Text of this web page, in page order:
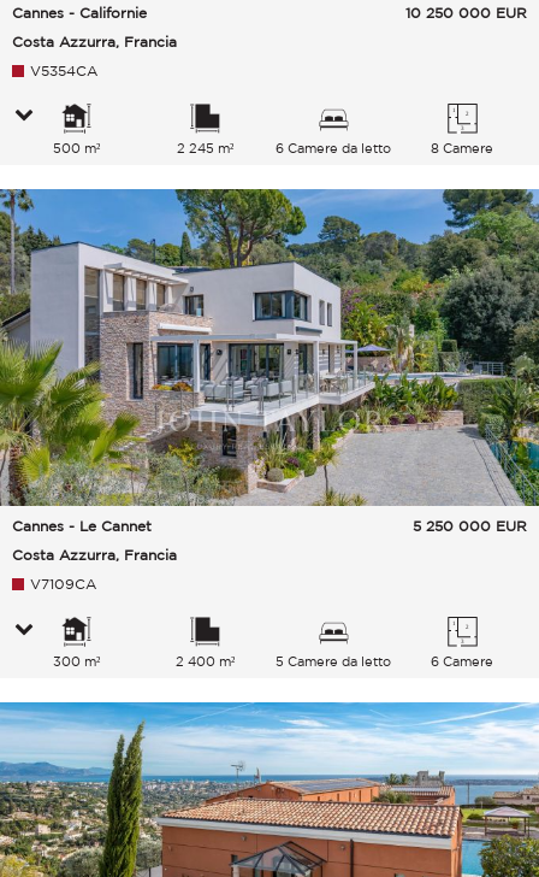
Cannes - Californie
Costa Azzurra, Francia
10 250 000 EUR
V5354CA
500 m² 2 245 m² 6 Camere da letto 8 Camere
Cannes - Le Cannet
Costa Azzurra, Francia
5 250 000 EUR
V7109CA
300 m² 2 400 m² 5 Camere da letto 6 Camere